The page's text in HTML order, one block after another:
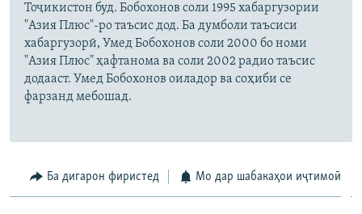
Тоҷикистон буд. Бобохонов соли 1995 хабаргузории
"Азия Плюс"-ро таъсис дод. Ба думболи таъсиси
хабаргузорӣ, Умед Бобохонов соли 2000 бо номи
"Азия Плюс" ҳафтанома ва соли 2002 радио таъсис
додааст. Умед Бобохонов оиладор ва соҳиби се
фарзанд мебошад.
Ба дигарон фиристед Мо дар шабакаҳои иҷтимоӣ